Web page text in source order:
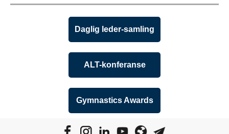
Daglig leder-samling
ALT-konferanse
Gymnastics Awards